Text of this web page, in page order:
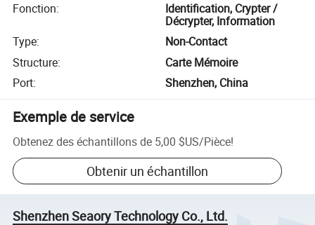
Fonction:
Identification, Crypter /
Décrypter, Information
Type:
Non-Contact
Structure:
Carte Mémoire
Port: Shenzhen, China
Exemple de service
Obtenez des échantillons de 5,00 $US/Pièce!
Obtenir un échantillon
Shenzhen Seaory Technology Co., Ltd.